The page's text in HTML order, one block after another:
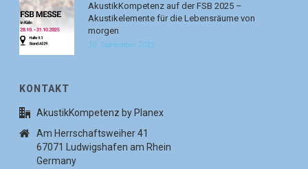
AkustikKompetenz auf der FSB 2025 –
Akustikelemente für die Lebensräume von
morgen
30. September 2025
KONTAKT
AkustikKompetenz by Planex
Am Herrschaftsweiher 41
67071 Ludwigshafen am Rhein
Germany